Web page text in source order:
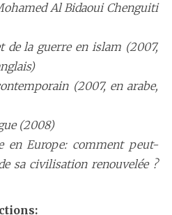
Al Bidaoui Chenguiti
de la guerre en islam (2007,
(2007, en arabe,
(2008)
en Europe: comment peut-
sa civilisation renouvelée ?